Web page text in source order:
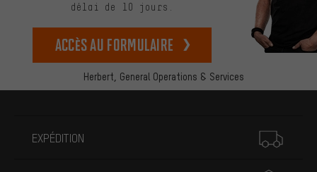
Herbert, General Operations & Services
délai de 10 jours.
Accès au formulaire
EXPÉDITION